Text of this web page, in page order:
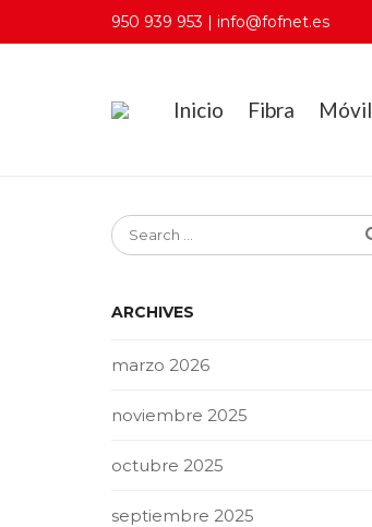
950 939 953 | info@fofnet.es
Inicio Fibra Móvil
ARCHIVES
marzo 2026
noviembre 2025
octubre 2025
septiembre 2025